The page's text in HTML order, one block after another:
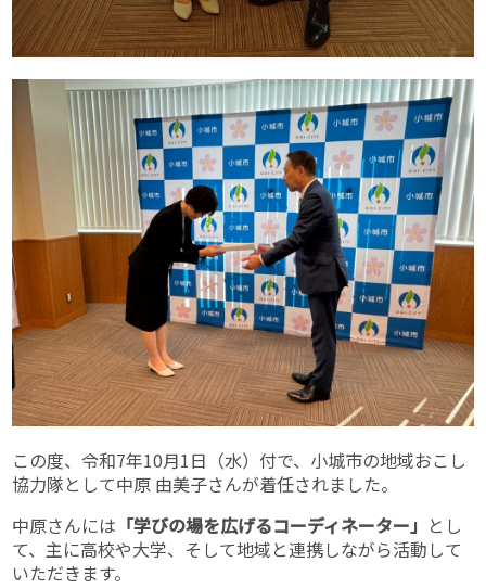
この度、令和7年10月1日（水）付で、小城市の地域おこし
協力隊として中原 由美子さんが着任されました。
中原さんには 「学びの場を広げるコーディネーター」 とし
て、主に高校や大学、そして地域と連携しながら活動して
いただきます。